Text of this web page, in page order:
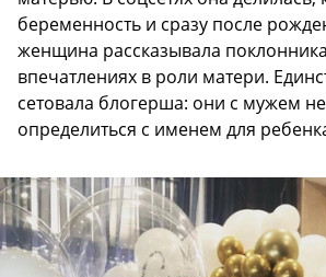
беременность и сразу после
женщина рассказывала
впечатлениях в роли матери.
сетовала блогерша: они с мужем
определиться с именем для